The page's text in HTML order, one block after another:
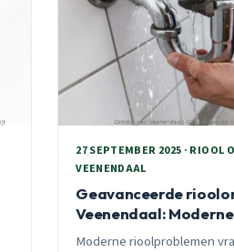
27 SEPTEMBER 2025 · RIOOL
VEENENDAAL
Geavanceerde
Veenendaal:
Moderne rioolproblemen